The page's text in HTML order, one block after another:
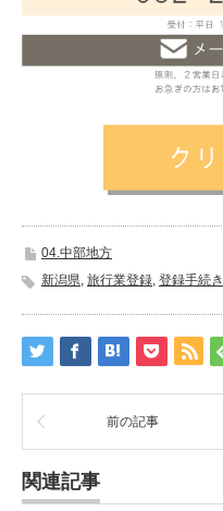
04.中部地方
新潟県, 旅行業登録, 登録手続き
前の記事
関連記事